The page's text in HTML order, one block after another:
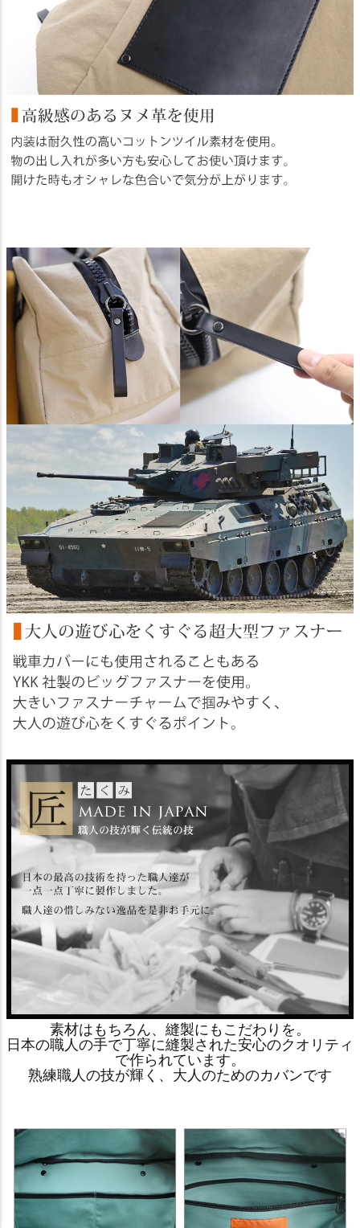
素材はもちろん、縫製にもこだわりを。
日本の職人の手で丁寧に縫製された安心のクオリティ
で作られています。
熟練職人の技が輝く、大人のためのカバンです